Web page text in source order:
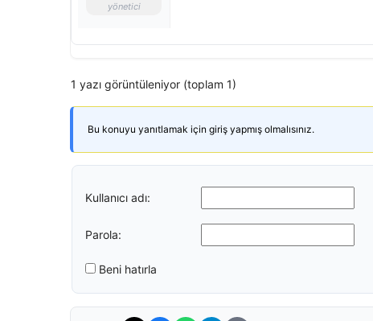
yönetici
1 yazı görüntüleniyor (toplam 1)
Bu konuyu yanıtlamak için giriş yapmış olmalısınız.
Kullanıcı adı:
Parola:
Beni hatırla